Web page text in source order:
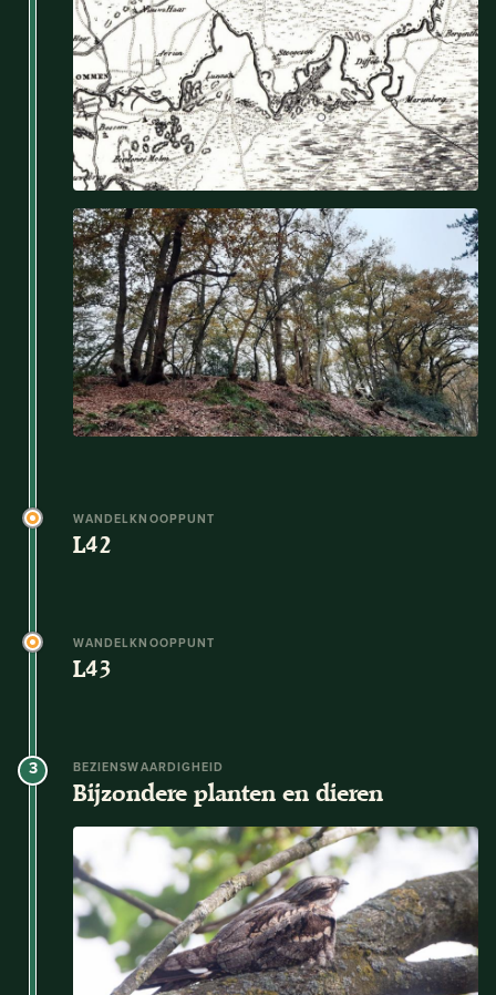
WANDELKNOOPPUNT
L42
WANDELKNOOPPUNT
L43
3 BEZIENSWAARDIGHEID
Bijzondere planten en dieren